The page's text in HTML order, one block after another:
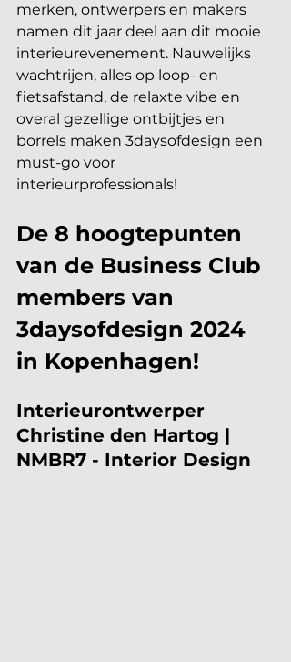
merken, ontwerpers en makers
namen dit jaar deel aan dit mooie
interieurevenement. Nauwelijks
wachtrijen, alles op loop- en
fietsafstand, de relaxte vibe en
overal gezellige ontbijtjes en
borrels maken 3daysofdesign een
must-go voor
interieurprofessionals!
De 8 hoogtepunten
van de Business Club
members van
3daysofdesign 2024
in Kopenhagen!
Interieurontwerper
Christine den Hartog |
NMBR7 - Interior Design